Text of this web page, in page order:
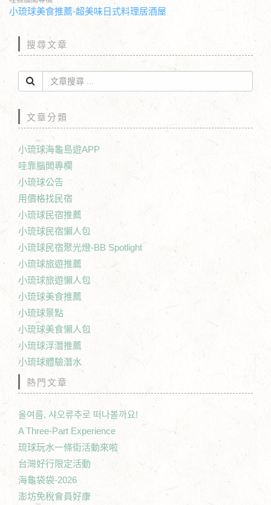
小琉球美食推薦-超美味日式料理居酒屋
搜尋文章
文章分類
小琉球海龜島遊APP
哇靠腦闆專欄
小琉球公告
用價格找民宿
小琉球民宿推薦
小琉球民宿懶人包
小琉球民宿聚光燈-BB Spotlight
小琉球旅遊推薦
小琉球旅遊懶人包
小琉球美食推薦
小琉球景點
小琉球美食懶人包
小琉球浮潛推薦
小琉球體驗潛水
熱門文章
올여름, 샤오류추로 떠나볼까요!
A Three-Part Experience
琉球玩水一條街活動來啦
台灣好行限定活動
海龜袋袋-2026
澎坊免稅會員好康